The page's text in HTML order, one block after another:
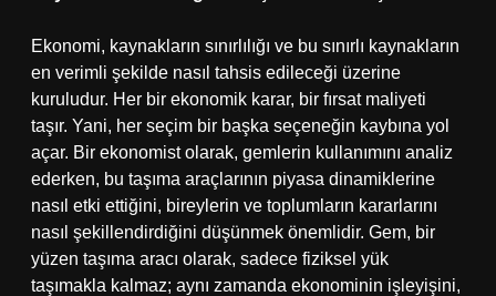
Ekonomi, kaynakların sınırlılığı ve bu sınırlı kaynakların
en verimli şekilde nasıl tahsis edileceği üzerine
kuruludur. Her bir ekonomik karar, bir fırsat maliyeti
taşır. Yani, her seçim bir başka seçeneğin kaybına yol
açar. Bir ekonomist olarak, gemlerin kullanımını analiz
ederken, bu taşıma araçlarının piyasa dinamiklerine
nasıl etki ettiğini, bireylerin ve toplumların kararlarını
nasıl şekillendirdiğini düşünmek önemlidir. Gem, bir
yüzen taşıma aracı olarak, sadece fiziksel yük
taşımakla kalmaz; aynı zamanda ekonominin işleyişini,